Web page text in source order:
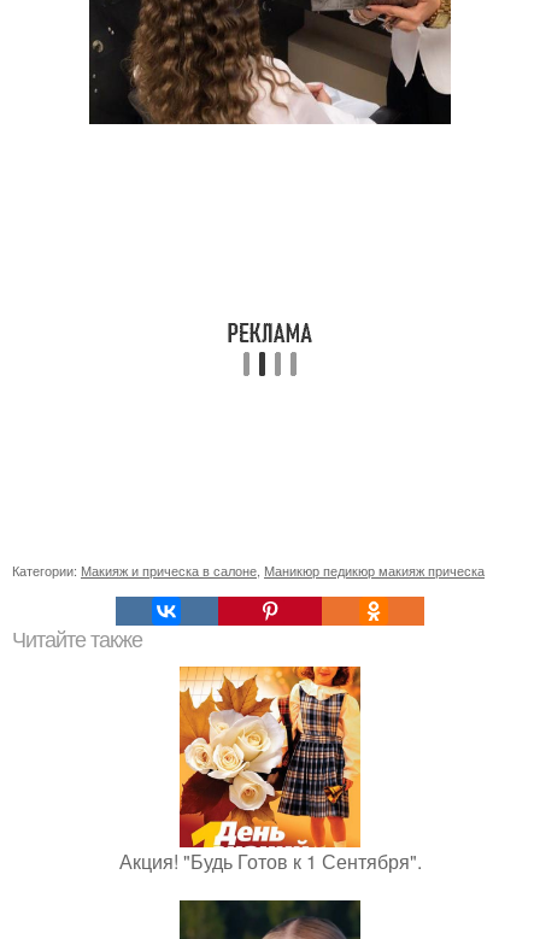
Категории: Макияж и прическа в салоне Маникюр педикюр макияж прическа
Читайте также
Акция! "Будь Готов к 1 Сентября".